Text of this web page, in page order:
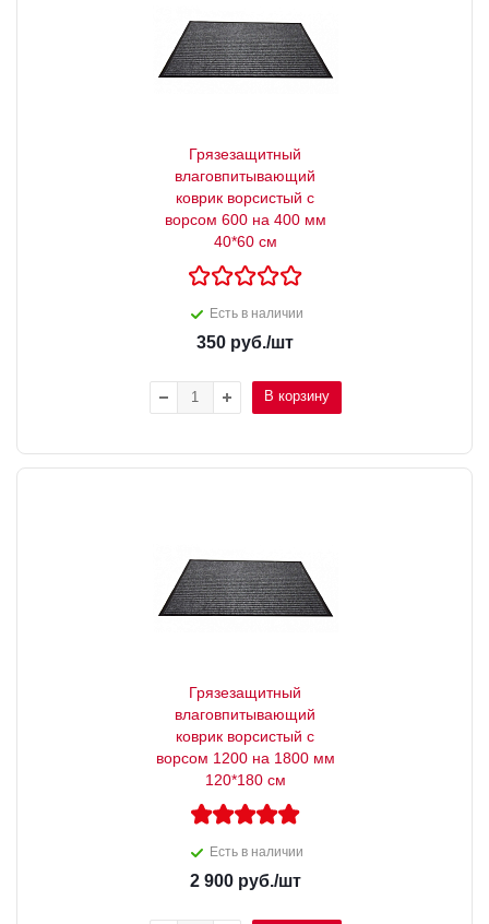
Грязезащитный
влаговпитывающий
коврик ворсистый с
ворсом 600 на 400 мм
40*60 см
Есть в наличии
350 руб./шт
В корзину
Грязезащитный
влаговпитывающий
коврик ворсистый с
ворсом 1200 на 1800 мм
120*180 см
Есть в наличии
2 900руб./шт